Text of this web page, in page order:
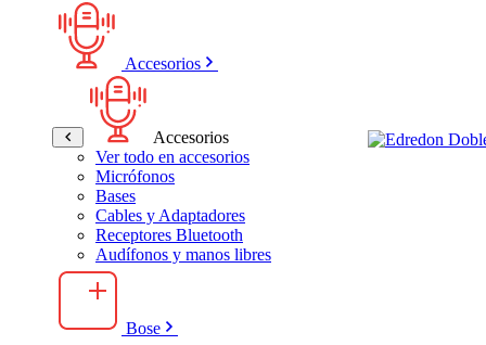
Accesorios
Accesorios
Ver todo en accesorios
Micrófonos
Bases
Cables y Adaptadores
Receptores Bluetooth
Audífonos y manos libres
Bose